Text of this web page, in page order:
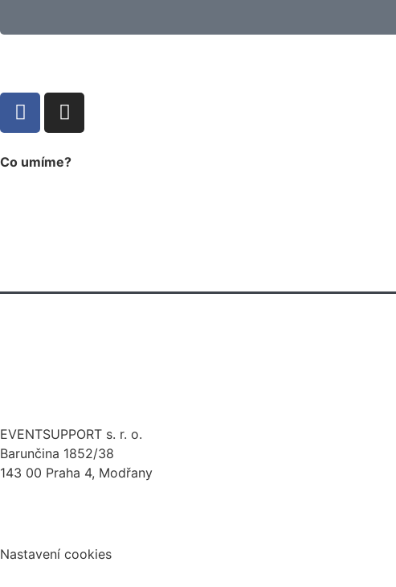
Co umíme?
EVENTSUPPORT s. r. o.
Barunčina 1852/38
143 00 Praha 4, Modřany
Nastavení cookies